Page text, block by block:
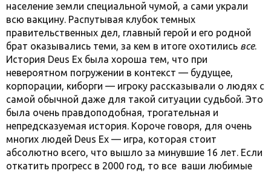
население земли специальной чумой, а сами украли
всю вакцину. Распутывая клубок темных
правительственных дел, главный герой и его родной
брат оказывались теми, за кем в итоге охотились все.
История Deus Ex была хороша тем, что при
невероятном погружении в контекст — будущее,
корпорации, киборги — игроку рассказывали о людях с
самой обычной даже для такой ситуации судьбой. Это
была очень правдоподобная, трогательная и
непредсказуемая история. Короче говоря, для очень
многих людей Deus Ex — игра, которая стоит
абсолютно всего, что вышло за минувшие 16 лет. Если
откатить прогресс в 2000 год, то все ваши любимые